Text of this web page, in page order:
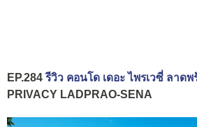
EP.284รีวิว คอนโด เดอะ ไพรเวซี่ ลาดพ
PRIVACY LADPRAO-SENA